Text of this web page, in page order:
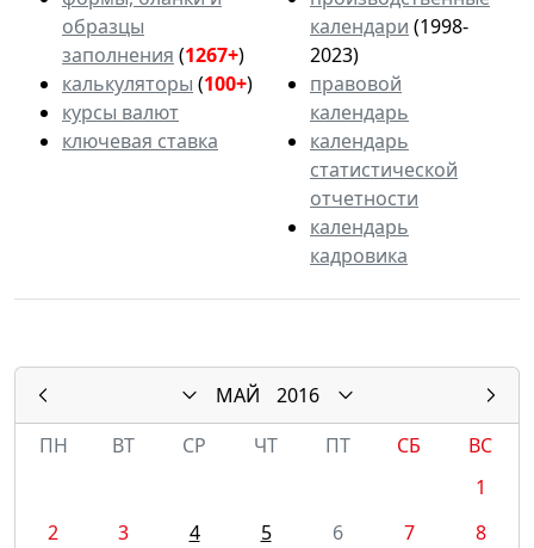
образцы
заполнения (1267+)
калькуляторы (100+)
курсы валют
ключевая ставка
календари (1998-
2023)
правовой
календарь
календарь
статистической
отчетности
календарь
кадровика
МАЙ
2016
ПН
ВТ СР ЧТ ПТ СБ
ВС
1
2
3 4 5 6 7
8